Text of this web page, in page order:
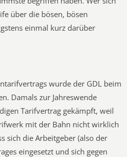
über die bösen, bösen
einmal kurz darüber
wurde der GDL beim
Damals zur Jahreswende
Tarifvertrag gekämpft, weil
mit der Bahn nicht wirklich
sich die Arbeitgeber (also der
eingesetzt und sich gegen